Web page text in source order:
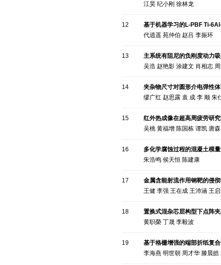
江昊 纪小刚 徐林龙
12
基于机器学习的L-PBF Ti-
代逍遥 苑仲伯 赵吕 李振环
13
主系统有阻尼的负刚度动力
吴浩 赵艳影 涂建文 肖相志
14
夹杂物尺寸对圆形介电弹性
缪广红 赵思露 袁 成 李 顺 朱
15
红外热成像在超高周疲劳研
吴桃 黄福增 陈国栋 谭凯 唐
16
多化学腐蚀过程的混凝土模
朱浩鸣 侯天恒 陈建康
17
金属含能射流作用钢靶的侵
王健 李强 王在成 王沛涵 王
18
置换式混杂芯层构型下点阵
黄职榮 丁晟 李毅波
19
基于格栅增强的端部折纸复
李海燕 明世朝 周才华 滕晨皓